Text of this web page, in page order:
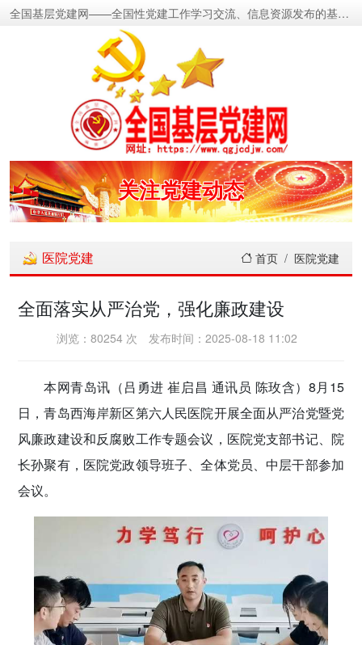
全国基层党建网——全国性党建工作学习交流、信息资源发布的基层党建新闻门户网
密切党群关系
传递党的声音
关注党建动态
传播党建理论
密切党群关系
传递党的声音
医院党建 首页 医院党建
全面落实从严治党，强化廉政建设
浏览：80254 次 发布时间：2025-08-18 11:02
本网青岛讯（吕勇进 崔启昌 通讯员 陈玫含） 8月15
日，青岛西海岸新区第六人民医院开展全面从严治党暨党
风廉政建设和反腐败工作专题会议，医院党支部书记、院
长孙聚有，医院党政领导班子、全体党员、中层干部参加
会议。